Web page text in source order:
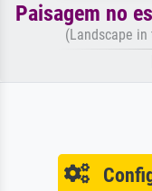
Paisagem no
(Landscape